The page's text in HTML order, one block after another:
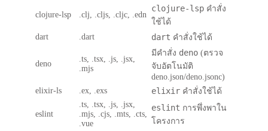
clojure-lsp .clj, .cljs, .cljc, .edn
clojure-lsp คำสั่ง
ใช้ได้
dart
.dart dart คำสั่งใช้ได้
deno
.ts, .tsx, .js, .jsx,
.mjs
มีคำสั่ง deno (ตรวจ
จับอัตโนมัติ
deno.json/deno.jsonc)
elixir-ls
.ex, .exs elixir คำสั่งใช้ได้
eslint
.ts, .tsx, .js, .jsx,
.mjs, .cjs, .mts, .cts,
.vue
eslint การพึ่งพาใน
โครงการ